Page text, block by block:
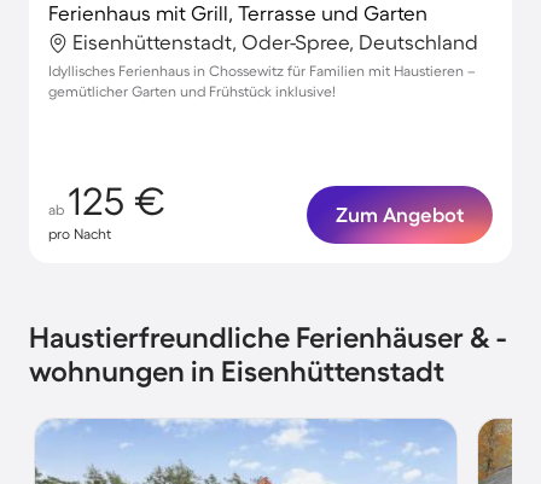
Ferienhaus mit Grill, Terrasse und Garten
Eisenhüttenstadt, Oder-Spree, Deutschland
Idyllisches Ferienhaus in Chossewitz für Familien mit Haustieren –
gemütlicher Garten und Frühstück inklusive!
ab 125 €
pro Nacht
Zum Angebot
Haustierfreundliche Ferienhäuser & -
wohnungen in Eisenhüttenstadt